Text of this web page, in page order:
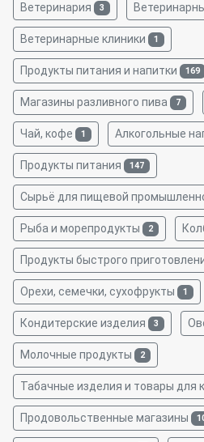
Ветеринария 3
Ветеринарные клиники 1
Продукты питания и напитки 169
Магазины разливного пива 7
Чай, кофе 1 Алкогольные
Продукты питания 147
Сырьё для пищевой
Рыба и морепродукты 2
Продукты быстрого
Орехи, семечки, сухофрукты 1
Кондитерские изделия 3
Молочные продукты 2
Табачные изделия и товары для
Продовольственные магазины